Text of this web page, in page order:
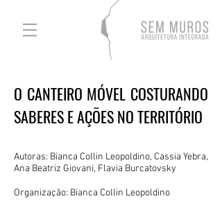
O CANTEIRO MÓVEL COSTURANDO
SABERES E AÇÕES NO TERRITÓRIO
Autoras: Bianca Collin Leopoldino, Cassia Yebra,
Ana Beatriz Giovani, Flavia Burcatovsky
Organização: Bianca Collin Leopoldino